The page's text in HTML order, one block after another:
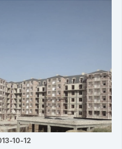
10-12